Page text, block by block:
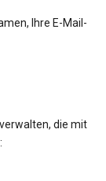
Ihre E-Mail-
die mit